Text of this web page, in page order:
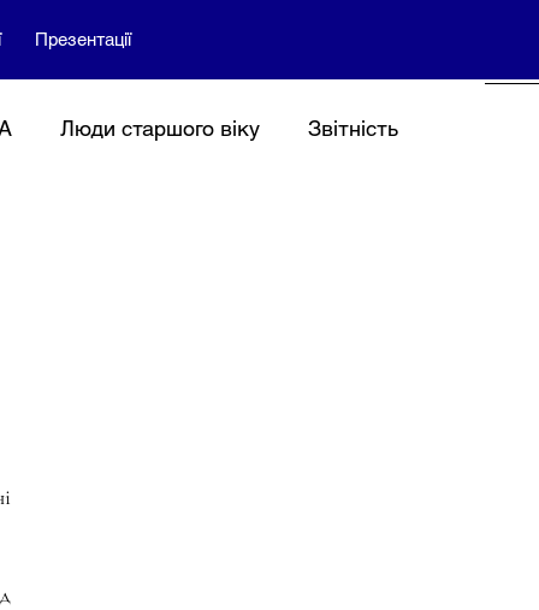
Презентації
Люди старшого віку Звітність